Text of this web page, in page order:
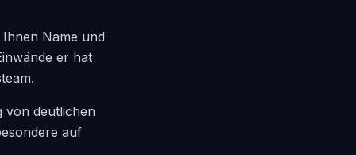
Name und
er hat
von deutlichen
auf